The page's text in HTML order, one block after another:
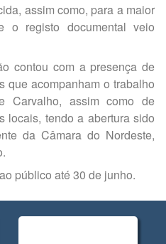
assim como, para a maior
o registo documental veio
contou com a presença de
que acompanham o trabalho
Carvalho, assim como de
locais, tendo a abertura sido
da Câmara do Nordeste,
público até 30 de junho.